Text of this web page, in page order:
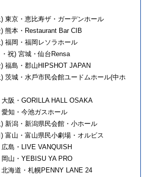
東京・恵⽐寿ザ・ガーデンホール
熊本・Restaurant Bar CIB
福岡・福岡レソラホール
祝) 宮城・仙台Rensa
福島・郡⼭HIPSHOT JAPAN
茨城・⽔⼾市⺠会館ユードムホール(中ホ
阪・GORILLA HALL OSAKA
知・今池ガスホール
新潟・新潟県⺠会館・⼩ホール
富⼭・富⼭県⺠⼩劇場・オルビス
島・LIVE VANQUISH
⼭・YEBISU YA PRO
北海道・札幌PENNY LANE 24